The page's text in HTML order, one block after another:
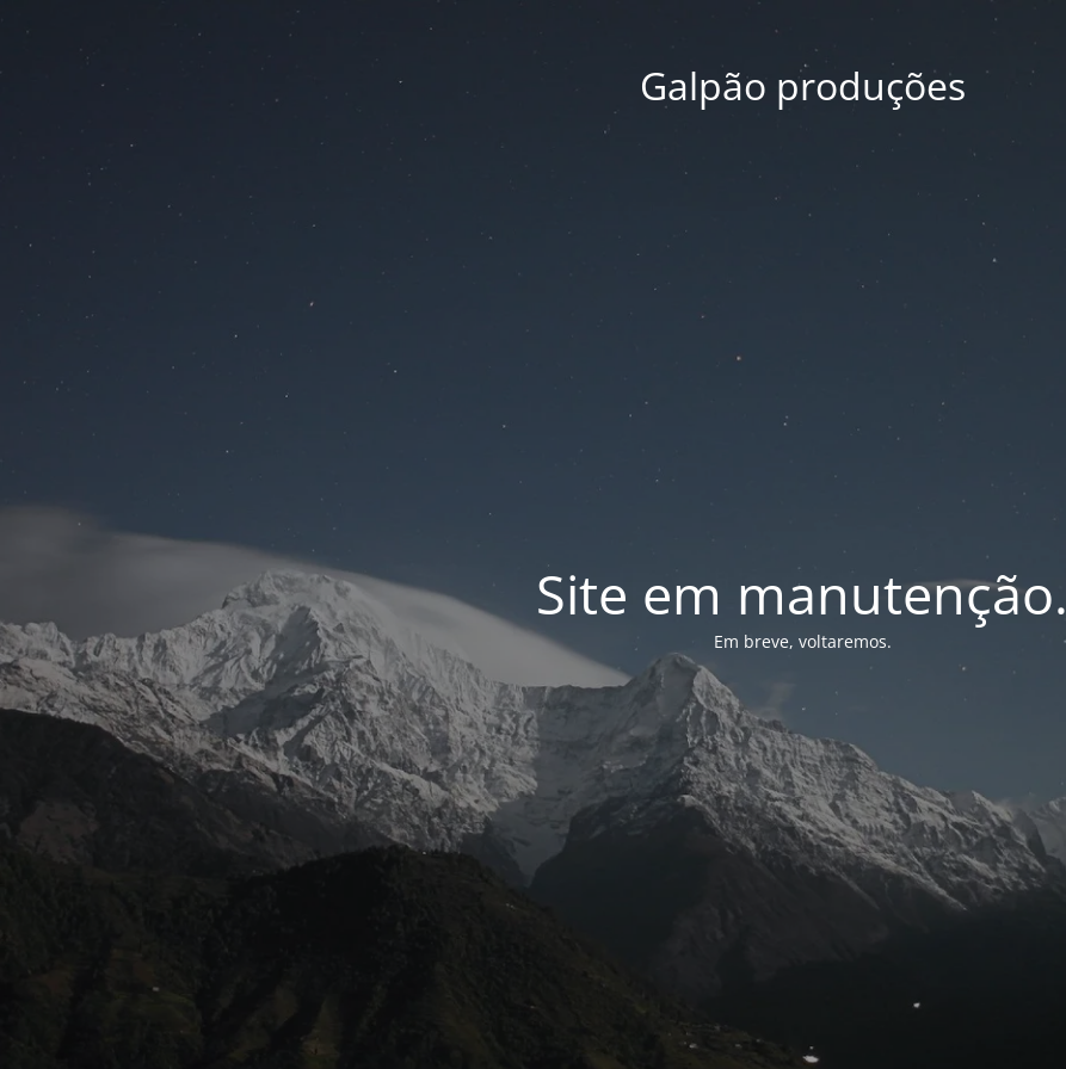
Galpão produções
Site em manutenção.
Em breve, voltaremos.